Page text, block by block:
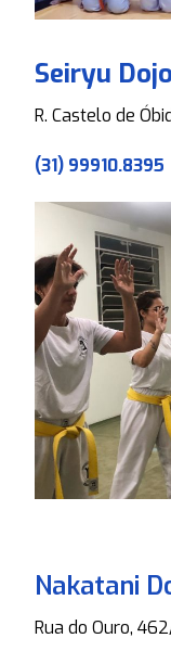
Seiryu Dojo
R. Castelo de
(31) 99910.8395
Nakatani
Rua do Ouro,